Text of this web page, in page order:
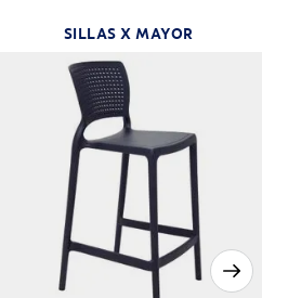
SILLAS X MAYOR